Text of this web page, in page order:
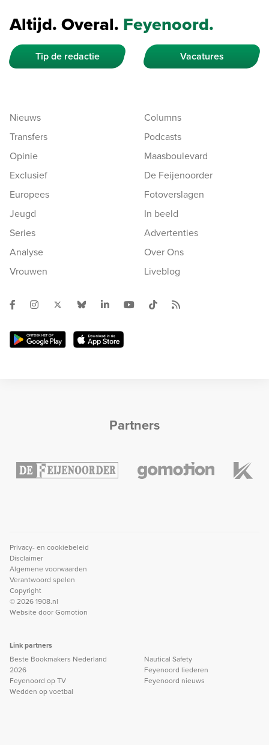
Altijd. Overal. Feyenoord.
Tip de redactie Vacatures
Nieuws
Transfers
Opinie
Exclusief
Europees
Jeugd
Series
Analyse
Vrouwen
Columns
Podcasts
Maasboulevard
De Feijenoorder
Fotoverslagen
In beeld
Advertenties
Over Ons
Liveblog
Partners
Privacy- en cookiebeleid
Disclaimer
Algemene voorwaarden
Verantwoord spelen
Copyright
© 2026 1908.nl
Website doorGomotion
Link partners
Beste Bookmakers Nederland
2026
Feyenoord op TV
Wedden op voetbal
Nautical Safety
Feyenoord liederen
Feyenoord nieuws